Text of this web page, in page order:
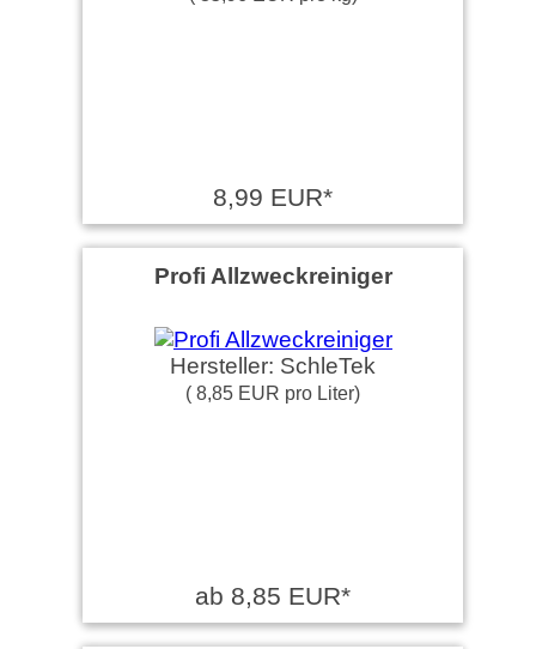
8,99 EUR*
Profi Allzweckreiniger
Hersteller: SchleTek
( 8,85 EUR pro Liter)
ab 8,85 EUR*